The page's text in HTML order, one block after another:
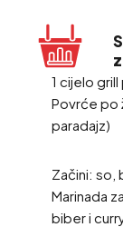
1 cijelo grill
Povrće po
paradajz)
Začini: so,
Marinada
biber i